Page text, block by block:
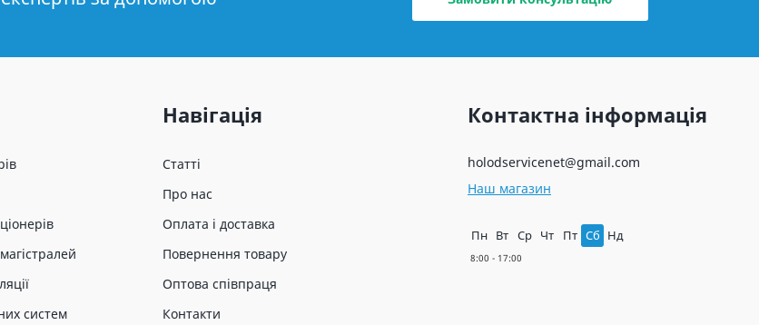
систем
Навігація
Статті
Про нас
Оплата і доставка
Повернення товару
Оптова співпраця
Контакти
Контактна інформація
holodservicenet@gmail.com
Наш магазин
Пн Вт Ср Чт Пт Сб Нд